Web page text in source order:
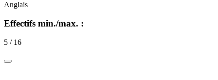
Anglais
Effectifs min./max. :
5 / 16